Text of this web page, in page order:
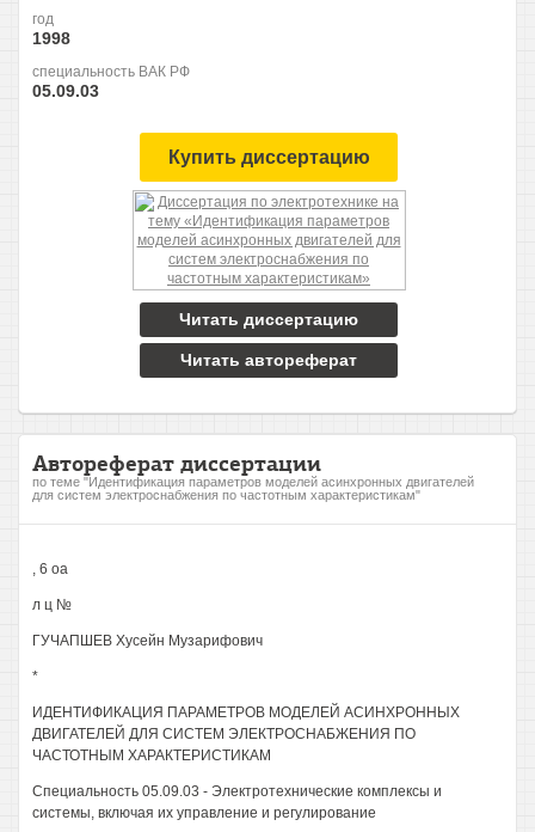
год
1998
специальность ВАК РФ
05.09.03
Купить диссертацию
Читать диссертацию
Читать автореферат
Автореферат диссертации
по теме "Идентификация параметров моделей асинхронных двигателей
для систем электроснабжения по частотным характеристикам"
, 6 оа
л ц №
ГУЧАПШЕВ Хусейн Музарифович
*
ИДЕНТИФИКАЦИЯ ПАРАМЕТРОВ МОДЕЛЕЙ АСИНХРОННЫХ
ДВИГАТЕЛЕЙ ДЛЯ СИСТЕМ ЭЛЕКТРОСНАБЖЕНИЯ ПО
ЧАСТОТНЫМ ХАРАКТЕРИСТИКАМ
Специальность 05.09.03 - Электротехнические комплексы и
системы, включая их управление и регулирование